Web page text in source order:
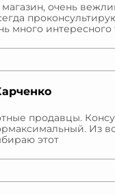
очень
много интересного
продавцы.
Из
этот